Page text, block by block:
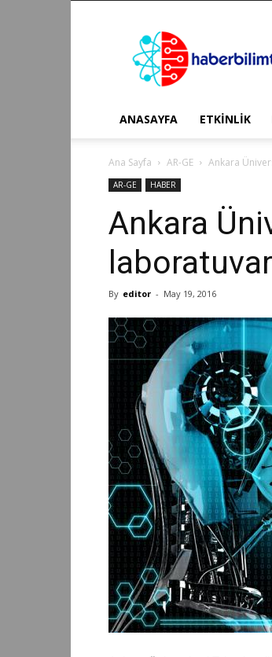
Haber
Bilim
Teknoloji
ANASAYFA ETKİNLİK
Ana Sayfa AR-GE Ankara
AR-GE HABER
Ankara
By editor - May 19, 2016